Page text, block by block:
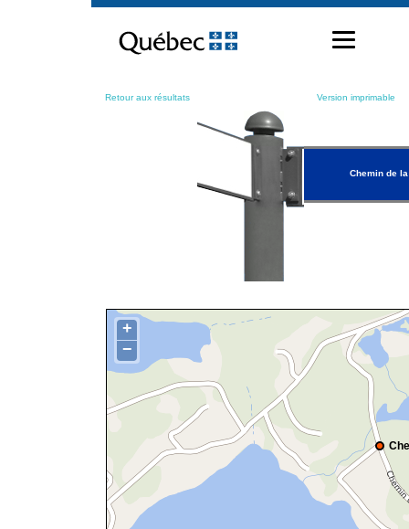
contenu
Retour aux résultats Version imprimable
Chemin de
+
−